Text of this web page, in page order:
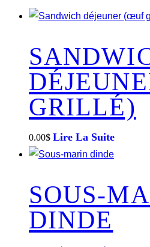
GRILLÉ)
0.00$ Lire La Suite
SOUS-
DINDE